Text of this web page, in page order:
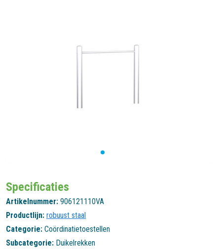
Specificaties
Artikelnummer: 906121110VA
Productlijn: robuust staal
Categorie: Coördinatietoestellen
Subcategorie: Duikelrekken